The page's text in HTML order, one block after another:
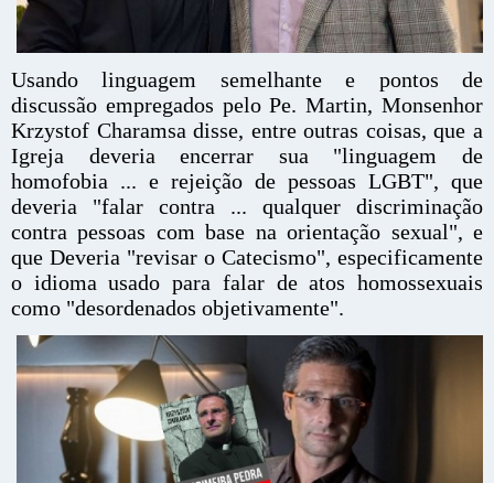
Usando linguagem semelhante e pontos de
discussão empregados pelo Pe. Martin, Monsenhor
Krzystof Charamsa disse, entre outras coisas, que a
Igreja deveria encerrar sua "linguagem de
homofobia ... e rejeição de pessoas LGBT", que
deveria "falar contra ... qualquer discriminação
contra pessoas com base na orientação sexual", e
que Deveria "revisar o Catecismo", especificamente
o idioma usado para falar de atos homossexuais
como "desordenados objetivamente".